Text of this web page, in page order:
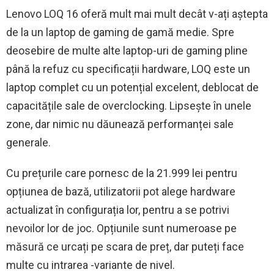
Lenovo LOQ 16 oferă mult mai mult decât v-ați aștepta
de la un laptop de gaming de gamă medie. Spre
deosebire de multe alte laptop-uri de gaming pline
până la refuz cu specificații hardware, LOQ este un
laptop complet cu un potențial excelent, deblocat de
capacitățile sale de overclocking. Lipsește în unele
zone, dar nimic nu dăunează performanței sale
generale.
Cu prețurile care pornesc de la 21.999 lei pentru
opțiunea de bază, utilizatorii pot alege hardware
actualizat în configurația lor, pentru a se potrivi
nevoilor lor de joc. Opțiunile sunt numeroase pe
măsură ce urcați pe scara de preț, dar puteți face
multe cu intrarea -variante de nivel.